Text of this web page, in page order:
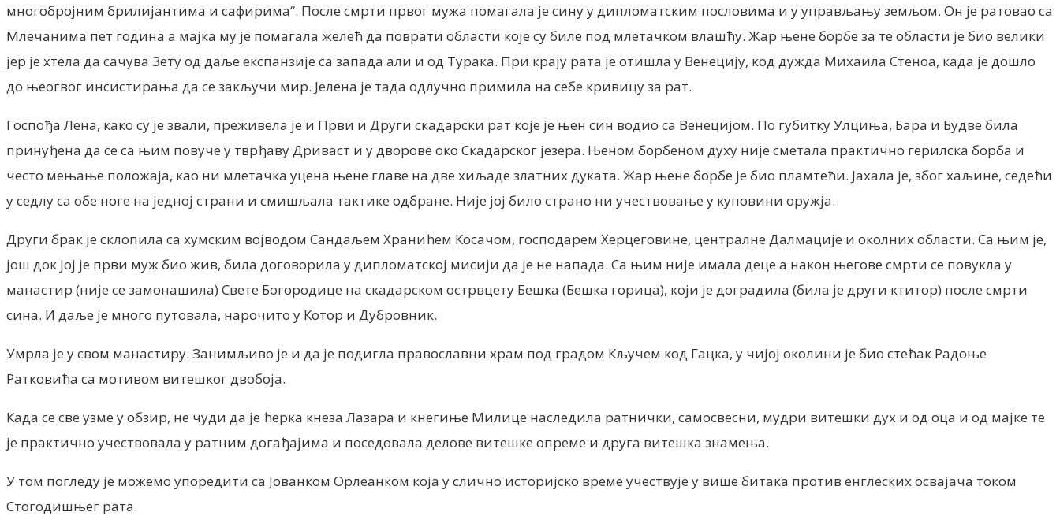
многобројним брилијантима и сафирима“. После смрти првог мужа помагала је сину у дипломатским пословима и у управљању земљом. Он је ратовао са
Млечанима пет година а мајка му је помагала желећ да поврати области које су биле под млетачком влашћу. Жар њене борбе за те области је био велики
јер је хтела да сачува Зету од даље експанзије са запада али и од Турака. При крају рата је отишла у Венецију, код дужда Михаила Стеноа, када је дошло
до њеогвог инсистирања да се закључи мир. Јелена је тада одлучно примила на себе кривицу за рат.
Госпођа Лена, како су је звали, преживела је и Први и Други скадарски рат које је њен син водио са Венецијом. По губитку Улциња, Бара и Будве била
принуђена да се са њим повуче у тврђаву Дриваст и у дворове око Скадарског језера. Њеном борбеном духу није сметала практично герилска борба и
често мењање положаја, као ни млетачка уцена њене главе на две хиљаде златних дуката. Жар њене борбе је био пламтећи. Јахала је, због хаљине, седећи
у седлу са обе ноге на једној страни и смишљала тактике одбране. Није јој било страно ни учествовање у куповини оружја.
Други брак је склопила са хумским војводом Сандаљем Хранићем Косачом, господарем Херцеговине, централне Далмације и околних области. Са њим је,
још док јој је први муж био жив, била договорила у дипломатској мисији да је не напада. Са њим није имала деце а након његове смрти се повукла у
манастир (није се замонашила) Свете Богородице на скадарском острвцету Бешка (Бешка горица), који је доградила (била је други ктитор) после смрти
сина. И даље је много путовала, нарочито у Котор и Дубровник.
Умрла је у свом манастиру. Занимљиво је и да је подигла православни храм под градом Кључем код Гацка, у чијој околини је био стећак Радоње
Ратковића са мотивом витешког двобоја.
Када се све узме у обзир, не чуди да је ћерка кнеза Лазара и кнегиње Милице наследила ратнички, самосвесни, мудри витешки дух и од оца и од мајке те
је практично учествовала у ратним догађајима и поседовала делове витешке опреме и друга витешка знамења.
У том погледу је можемо упоредити са Јованком Орлеанком која у слично историјско време учествује у више битака против енглеских освајача током
Стогодишњег рата.